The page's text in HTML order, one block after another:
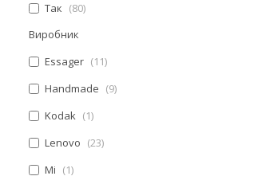
Так
80
Виробник
Essager
11
Handmade
9
Kodak
1
Lenovo
23
Mi
1